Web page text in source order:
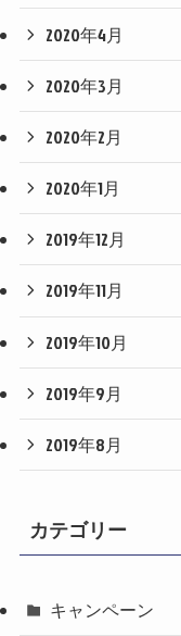
2020年4月
2020年3月
2020年2月
2020年1月
2019年12月
2019年11月
2019年10月
2019年9月
2019年8月
カテゴリー
キャンペーン